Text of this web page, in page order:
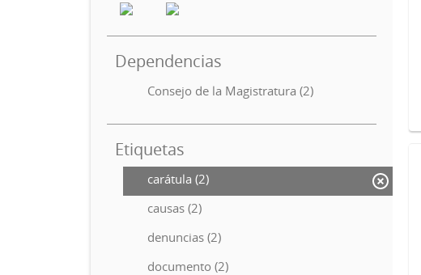
Dependencias
Consejo de la Magistratura (2)
Etiquetas
carátula (2)
causas (2)
denuncias (2)
documento (2)